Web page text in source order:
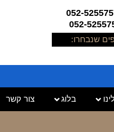
שנבחרו:
בלוג צור קשר